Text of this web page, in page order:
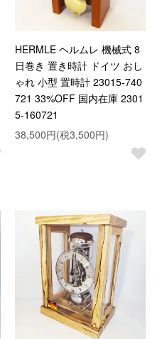
HERMLE ヘルムレ 機械式 8
日巻き 置き時計 ドイツ おし
ゃれ 小型 置時計 23015-740
721 33%OFF 国内在庫 2301
5-160721
38,500円(税3,500円)